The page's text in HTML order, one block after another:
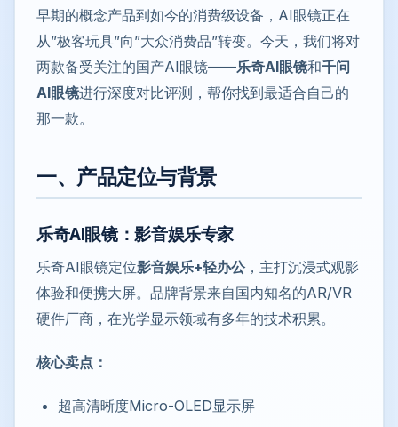
早期的概念产品到如今的消费级设备，AI眼镜正在
从”极客玩具”向”大众消费品”转变。今天，我们将对
两款备受关注的国产AI眼镜——乐奇AI眼镜和千问
AI眼镜进行深度对比评测，帮你找到最适合自己的
那一款。
一、产品定位与背景
乐奇AI眼镜：影音娱乐专家
乐奇AI眼镜定位影音娱乐+轻办公，主打沉浸式观影
体验和便携大屏。品牌背景来自国内知名的AR/VR
硬件厂商，在光学显示领域有多年的技术积累。
核心卖点：
超高清晰度Micro-OLED显示屏